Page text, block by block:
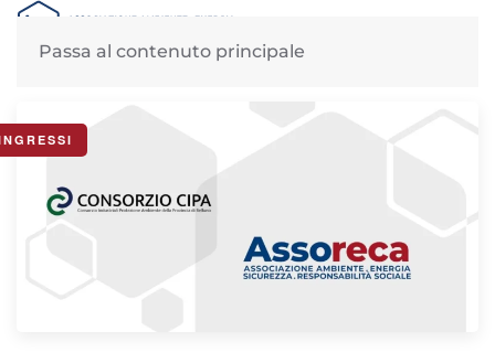
Passa al contenuto principale
News di Assoreca: mercoledì, 7 Settembre 2022